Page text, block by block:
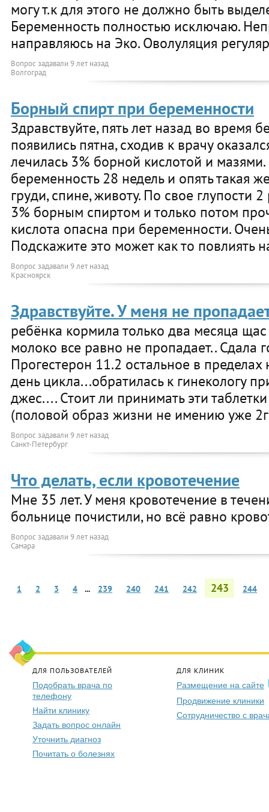
могу т.к для этого не должно быть
Беременность полностью исключаю.
направляюсь на Эко. Оволуляция
Вопрос задавали 9 лет назад
Волгоград
Борный спирт при беременности
Здравствуйте, пять лет назад во время
появились пятна, сходив к врачу
лечилась 3% борной кислотой и
беременность 28 недель и опять такая
груди, спине, животу. По свое глупости
3% борным спиртом и только потом
кислота опасна при беременности.
Подскажите это может как то повлиять
Вопрос задавали 9 лет назад
Красноярск
Здравствуйте. У меня не
ребёнка кормила только два месяца
молоко все равно не пропадает.. Сдала
Прогестерон 11.2 остальное в
день цикла...обратилась к гинекологу
джес.... Стоит ли принимать эти таблетки
(половой образ жизни не имению уже
Вопрос задавали 9 лет назад
Санкт-Петербург
Что делать, если кровотечение
Мне 35 лет. У меня кровотечение в
больнице почистили, но всё равно
Вопрос задавали 9 лет назад
Самара
1 2 3 4 ... 239 240 241 242 243 244
ДЛЯ ПОЛЬЗОВАТЕЛЕЙ
Подобрать врача по
телефону
Найти клинику
Задать вопрос онлайн
Уточнить диагноз
Почитать о болезнях
ДЛЯ КЛИНИК
Размещение на сайте
Продвижение клиники
Сотрудничество с